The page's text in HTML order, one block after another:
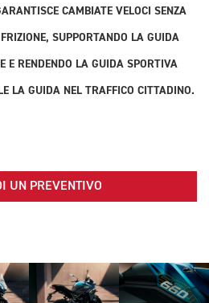
CAMBIATE VELOCI SENZA
SUPPORTANDO LA GUIDA
E RENDENDO LA GUIDA SPORTIVA
LA GUIDA NEL TRAFFICO CITTADINO.
UN PREVENTIVO